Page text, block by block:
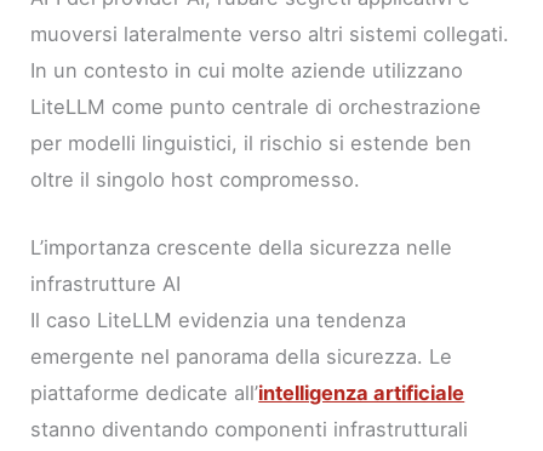
muoversi lateralmente verso altri sistemi collegati.
In un contesto in cui molte aziende utilizzano
LiteLLM come punto centrale di orchestrazione
per modelli linguistici, il rischio si estende ben
oltre il singolo host compromesso.
L’importanza crescente della sicurezza nelle
infrastrutture AI
Il caso LiteLLM evidenzia una tendenza
emergente nel panorama della sicurezza. Le
piattaforme dedicate all’intelligenza artificiale
stanno diventando componenti infrastrutturali